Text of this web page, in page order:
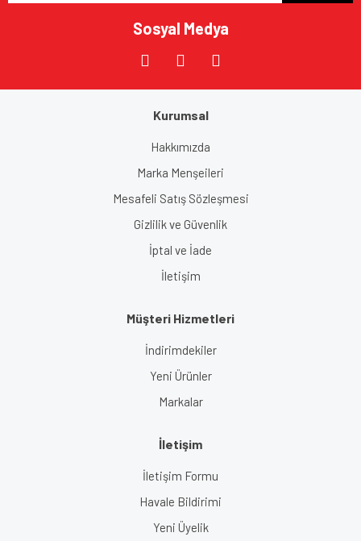
Sosyal Medya
Kurumsal
Hakkımızda
Marka Menşeileri
Mesafeli Satış Sözleşmesi
Gizlilik ve Güvenlik
İptal ve İade
İletişim
Müşteri Hizmetleri
İndirimdekiler
Yeni Ürünler
Markalar
İletişim
İletişim Formu
Havale Bildirimi
Yeni Üyelik